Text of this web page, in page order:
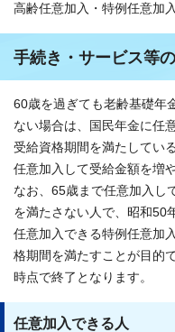
高齢任意加入・特例任意加入
手続き・サービス等
60歳を過ぎても老齢基礎年
ない場合は、国民年金に任
受給資格期間を満たしてい
任意加入して受給金額を増
なお、65歳まで任意加入し
を満たさない人で、昭和50
任意加入できる特例任意加
格期間を満たすことが目的
時点で終了となります。
任意加入できる人